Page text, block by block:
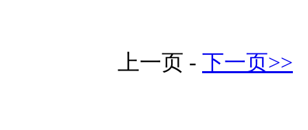
上一页 - 下一页>>